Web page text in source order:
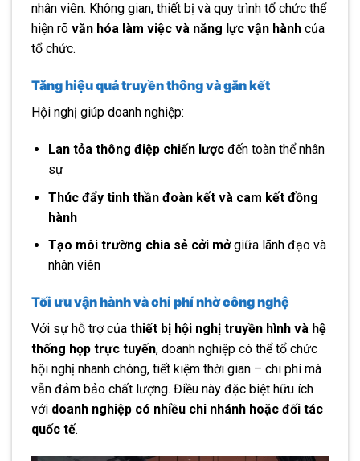
nhân viên. Không gian, thiết bị và quy trình tổ chức thể
hiện rõ văn hóa làm việc và năng lực vận hành của
tổ chức.
Tăng hiệu quả truyền thông và gắn kết
Hội nghị giúp doanh nghiệp:
Lan tỏa thông điệp chiến lượcđến toàn thể nhân
sự
Thúc đẩy tinh thần đoàn kết và cam kết đồng
hành
Tạo môi trường chia sẻ cởi mởgiữa lãnh đạo và
nhân viên
Tối ưu vận hành và chi phí nhờ công nghệ
Với sự hỗ trợ của thiết bị hội nghị truyền hình và hệ
thống họp trực tuyến, doanh nghiệp có thể tổ chức
hội nghị nhanh chóng, tiết kiệm thời gian – chi phí mà
vẫn đảm bảo chất lượng. Điều này đặc biệt hữu ích
với doanh nghiệp có nhiều chi nhánh hoặc đối tác
quốc tế.